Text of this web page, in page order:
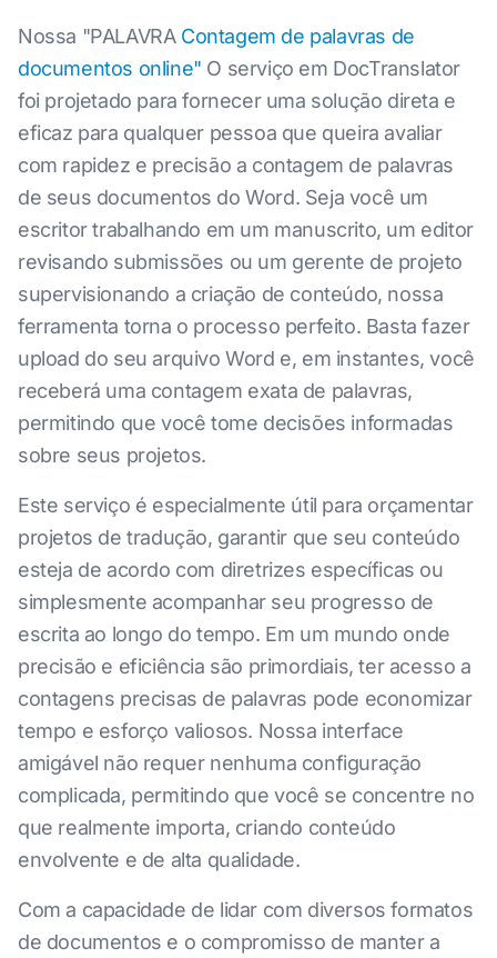
Nossa "PALAVRA Contagem de palavras de
documentos online" O serviço em DocTranslator
foi projetado para fornecer uma solução direta e
eficaz para qualquer pessoa que queira avaliar
com rapidez e precisão a contagem de palavras
de seus documentos do Word. Seja você um
escritor trabalhando em um manuscrito, um editor
revisando submissões ou um gerente de projeto
supervisionando a criação de conteúdo, nossa
ferramenta torna o processo perfeito. Basta fazer
upload do seu arquivo Word e, em instantes, você
receberá uma contagem exata de palavras,
permitindo que você tome decisões informadas
sobre seus projetos.
Este serviço é especialmente útil para orçamentar
projetos de tradução, garantir que seu conteúdo
esteja de acordo com diretrizes específicas ou
simplesmente acompanhar seu progresso de
escrita ao longo do tempo. Em um mundo onde
precisão e eficiência são primordiais, ter acesso a
contagens precisas de palavras pode economizar
tempo e esforço valiosos. Nossa interface
amigável não requer nenhuma configuração
complicada, permitindo que você se concentre no
que realmente importa, criando conteúdo
envolvente e de alta qualidade.
Com a capacidade de lidar com diversos formatos
de documentos e o compromisso de manter a